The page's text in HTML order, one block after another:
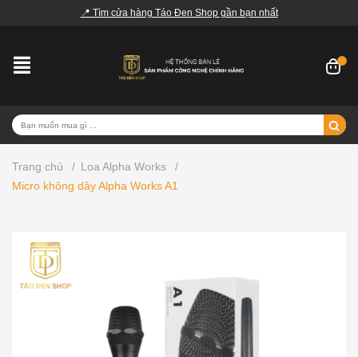
📍 Tìm cửa hàng Táo Đen Shop gần bạn nhất
Trang chủ / Loa Alpha Works
/
Micro không dây Alpha Works A1